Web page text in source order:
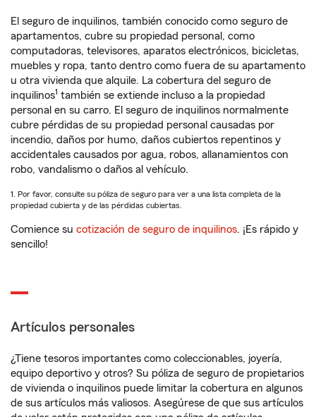
El seguro de inquilinos, también conocido como seguro de
apartamentos, cubre su propiedad personal, como
computadoras, televisores, aparatos electrónicos, bicicletas,
muebles y ropa, tanto dentro como fuera de su apartamento
u otra vivienda que alquile. La cobertura del seguro de
inquilinos1 también se extiende incluso a la propiedad
personal en su carro. El seguro de inquilinos normalmente
cubre pérdidas de su propiedad personal causadas por
incendio, daños por humo, daños cubiertos repentinos y
accidentales causados por agua, robos, allanamientos con
robo, vandalismo o daños al vehículo.
1. Por favor, consulte su póliza de seguro para ver a una lista completa de la
propiedad cubierta y de las pérdidas cubiertas.
Comience su cotización de seguro de inquilinos. ¡Es rápido y
sencillo!
Artículos personales
¿Tiene tesoros importantes como coleccionables, joyería,
equipo deportivo y otros? Su póliza de seguro de propietarios
de vivienda o inquilinos puede limitar la cobertura en algunos
de sus artículos más valiosos. Asegúrese de que sus artículos